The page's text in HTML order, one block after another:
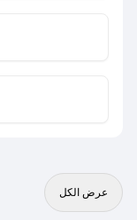
عرض الكل